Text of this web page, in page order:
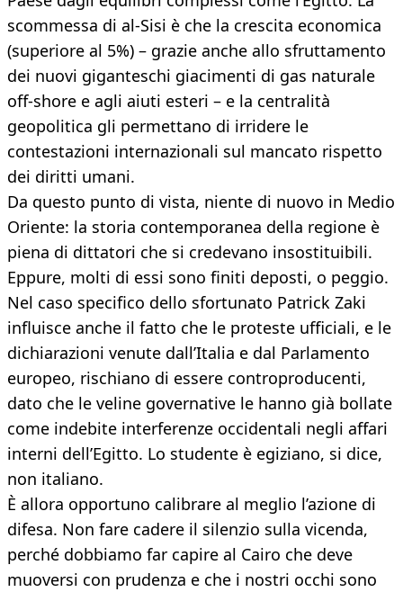
scommessa di al-Sisi è che la crescita economica
(superiore al 5%) – grazie anche allo sfruttamento
dei nuovi giganteschi giacimenti di gas naturale
off-shore e agli aiuti esteri – e la centralità
geopolitica gli permettano di irridere le
contestazioni internazionali sul mancato rispetto
dei diritti umani.
Da questo punto di vista, niente di nuovo in Medio
Oriente: la storia contemporanea della regione è
piena di dittatori che si credevano insostituibili.
Eppure, molti di essi sono finiti deposti, o peggio.
Nel caso specifico dello sfortunato Patrick Zaki
influisce anche il fatto che le proteste ufficiali, e le
dichiarazioni venute dall’Italia e dal Parlamento
europeo, rischiano di essere controproducenti,
dato che le veline governative le hanno già bollate
come indebite interferenze occidentali negli affari
interni dell’Egitto. Lo studente è egiziano, si dice,
non italiano.
È allora opportuno calibrare al meglio l’azione di
difesa. Non fare cadere il silenzio sulla vicenda,
perché dobbiamo far capire al Cairo che deve
muoversi con prudenza e che i nostri occhi sono